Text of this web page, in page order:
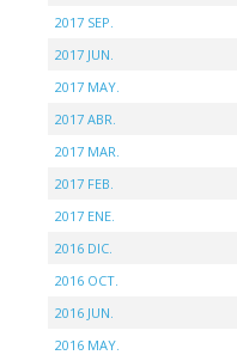
2017 SEP.
2017 JUN.
2017 MAY.
2017 ABR.
2017 MAR.
2017 FEB.
2017 ENE.
2016 DIC.
2016 OCT.
2016 JUN.
2016 MAY.